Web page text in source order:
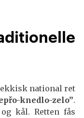
national ret
knedlo-zelo”.
kål. Retten fås